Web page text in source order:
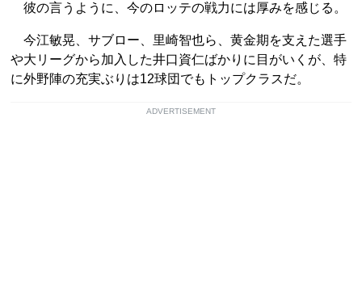
彼の言うように、今のロッテの戦力には厚みを感じる。
今江敏晃、サブロー、里崎智也ら、黄金期を支えた選手
や大リーグから加入した井口資仁ばかりに目がいくが、特
に外野陣の充実ぶりは12球団でもトップクラスだ。
ADVERTISEMENT